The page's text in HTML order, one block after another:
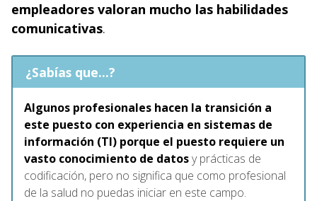
empleadores valoran mucho las habilidades
comunicativas.
¿Sabías que...?
Algunos profesionales hacen la transición a
este puesto con experiencia en sistemas de
información (TI) porque el puesto requiere un
vasto conocimiento de datosy prácticas de
codificación, pero no significa que como profesional
de la salud no puedas iniciar en este campo.